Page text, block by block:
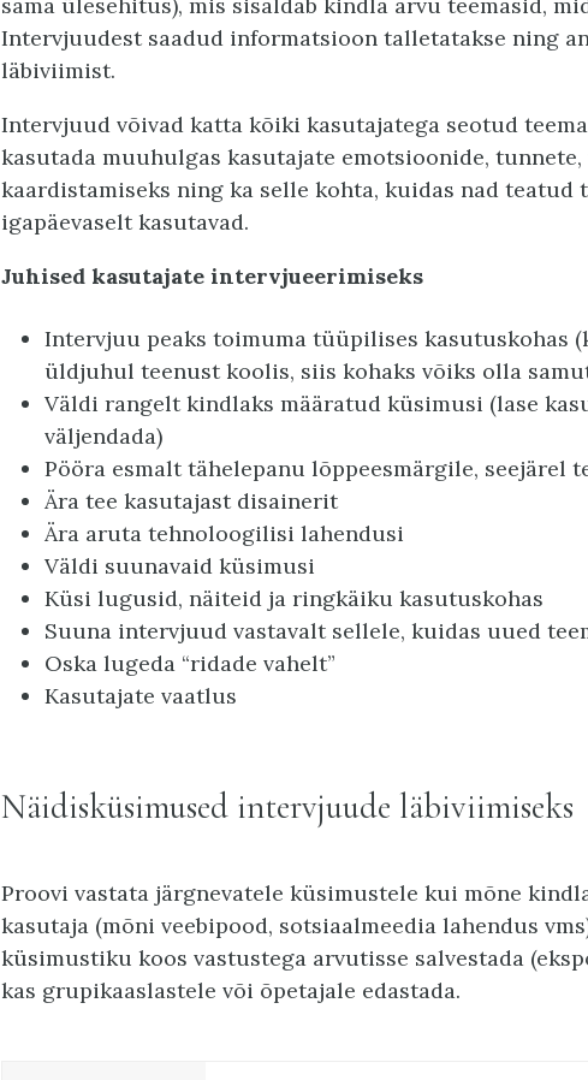
Intervjuudest saadud informatsioon talletatakse ning
läbiviimist.
Intervjuud võivad katta kõiki kasutajatega seotud
kasutada muuhulgas kasutajate emotsioonide, tunnete,
kaardistamiseks ning ka selle kohta, kuidas nad teatud
igapäevaselt kasutavad.
Juhised kasutajate intervjueerimiseks
Intervjuu peaks toimuma tüüpilises kasutuskohas
üldjuhul teenust koolis, siis kohaks võiks olla
Väldi rangelt kindlaks määratud küsimusi (lase
väljendada)
Pööra esmalt tähelepanu lõppeesmärgile, seejärel
Ära tee kasutajast disainerit
Ära aruta tehnoloogilisi lahendusi
Väldi suunavaid küsimusi
Küsi lugusid, näiteid ja ringkäiku kasutuskohas
Suuna intervjuud vastavalt sellele, kuidas uued
Oska lugeda “ridade vahelt”
Kasutajate vaatlus
Näidisküsimused intervjuude läbiviimiseks
Proovi vastata järgnevatele küsimustele kui mõne
kasutaja (mõni veebipood, sotsiaalmeedia lahendus
küsimustiku koos vastustega arvutisse salvestada
kas grupikaaslastele või õpetajale edastada.